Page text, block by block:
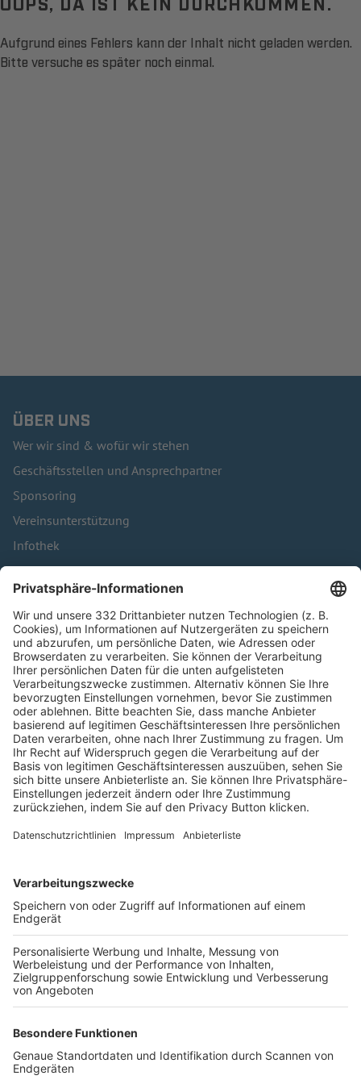
Aufgrund eines Fehlers kann der Inhalt nicht geladen werden.
Bitte versuche es später noch einmal.
ÜBER UNS
Wer wir sind & wofür wir stehen
Geschäftsstellen und Ansprechpartner
Sponsoring
Vereinsunterstützung
Infothek
Kontakt
HÄUFIG BESUCHTE SEITEN
Pässe und Vereinswechsel
Trainerausbildung
Schulungsangebot Vereinsmitarbeiter
BFV-Geschäftsstellen
Trainerbörse
Login SpielPlus
FOLGE DEM BFV
TOP-VEREINE
TOP-PARTNER